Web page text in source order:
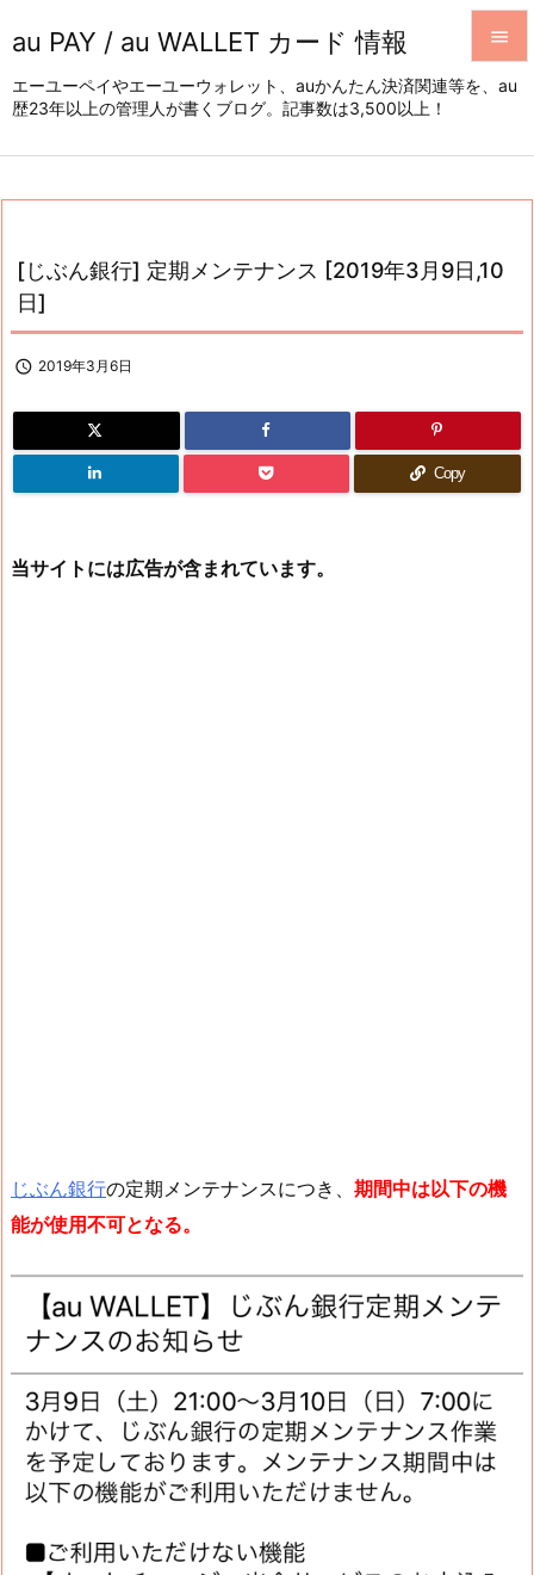
au PAY / au WALLET カード 情報
エーユーペイやエーユーウォレット、auかんたん決済関連等を、au
歴23年以上の管理人が書くブログ。記事数は3,500以上！





[じぶん銀行] 定期メンテナンス [2019年3月9日,10
日]
 2019年3月6日
Copy
当サイトには広告が含まれています。
じぶん銀行の定期メンテナンスにつき、 期間中は以下の機
能が使用不可となる。